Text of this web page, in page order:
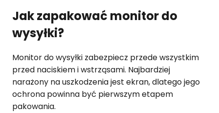
Jak zapakować monitor do
wysyłki?
Monitor do wysyłki zabezpiecz przede wszystkim
przed naciskiem i wstrząsami. Najbardziej
narażony na uszkodzenia jest ekran, dlatego jego
ochrona powinna być pierwszym etapem
pakowania.